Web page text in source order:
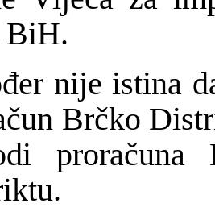
BiH.
đer nije istina
čun Brčko
proračuna